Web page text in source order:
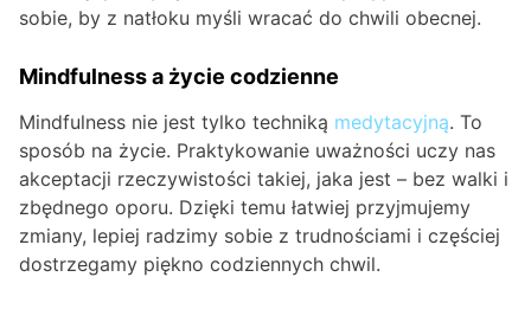
sobie, by z natłoku myśli wracać do chwili obecnej.
Mindfulness a życie codzienne
Mindfulness nie jest tylko techniką medytacyjną. To
sposób na życie. Praktykowanie uważności uczy nas
akceptacji rzeczywistości takiej, jaka jest – bez walki i
zbędnego oporu. Dzięki temu łatwiej przyjmujemy
zmiany, lepiej radzimy sobie z trudnościami i częściej
dostrzegamy piękno codziennych chwil.